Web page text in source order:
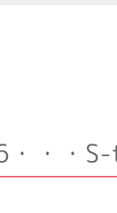
・・